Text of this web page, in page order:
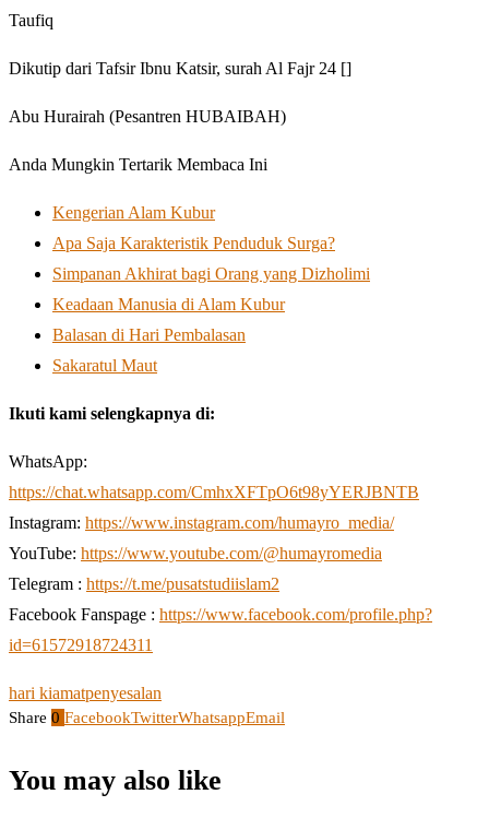
Taufiq
Dikutip dari Tafsir Ibnu Katsir, surah Al Fajr 24 []
Abu Hurairah (Pesantren HUBAIBAH)
Anda Mungkin Tertarik Membaca Ini
Kengerian Alam Kubur
Apa Saja Karakteristik Penduduk Surga?
Simpanan Akhirat bagi Orang yang Dizholimi
Keadaan Manusia di Alam Kubur
Balasan di Hari Pembalasan
Sakaratul Maut
Ikuti kami selengkapnya di:
WhatsApp:
https://chat.whatsapp.com/CmhxXFTpO6t98yYERJBNTB
Instagram: https://www.instagram.com/humayro_media/
YouTube: https://www.youtube.com/@humayromedia
Telegram : https://t.me/pusatstudiislam2
Facebook Fanspage : https://www.facebook.com/profile.php?
id=61572918724311
hari kiamatpenyesalan
Share 0 FacebookTwitterWhatsappEmail
You may also like